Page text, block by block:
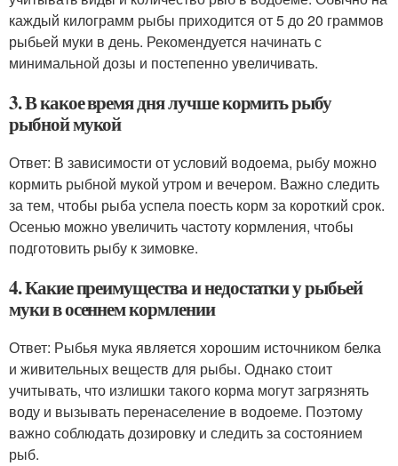
каждый килограмм рыбы приходится от 5 до 20 граммов
рыбьей муки в день. Рекомендуется начинать с
минимальной дозы и постепенно увеличивать.
3. В какое время дня лучше кормить рыбу
рыбной мукой
Ответ: В зависимости от условий водоема, рыбу можно
кормить рыбной мукой утром и вечером. Важно следить
за тем, чтобы рыба успела поесть корм за короткий срок.
Осенью можно увеличить частоту кормления, чтобы
подготовить рыбу к зимовке.
4. Какие преимущества и недостатки у рыбьей
муки в осеннем кормлении
Ответ: Рыбья мука является хорошим источником белка
и живительных веществ для рыбы. Однако стоит
учитывать, что излишки такого корма могут загрязнять
воду и вызывать перенаселение в водоеме. Поэтому
важно соблюдать дозировку и следить за состоянием
рыб.